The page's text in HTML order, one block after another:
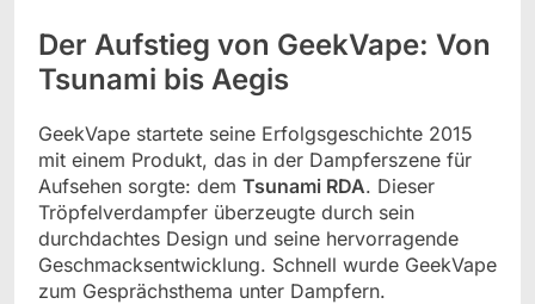
Der Aufstieg von GeekVape: Von
Tsunami bis Aegis
GeekVape startete seine Erfolgsgeschichte 2015
mit einem Produkt, das in der Dampferszene für
Aufsehen sorgte: dem Tsunami RDA. Dieser
Tröpfelverdampfer überzeugte durch sein
durchdachtes Design und seine hervorragende
Geschmacksentwicklung. Schnell wurde GeekVape
zum Gesprächsthema unter Dampfern.